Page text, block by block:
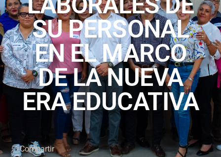
SU PERSONAL
EN EL MARCO
DE LA NUEVA
ERA EDUCATIVA
Compartir